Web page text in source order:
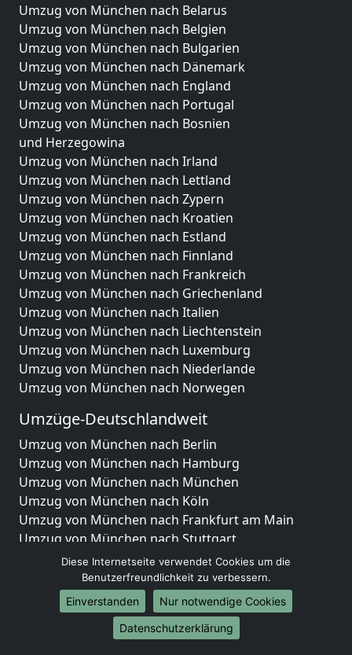
Umzug von München nach Belarus
Umzug von München nach Belgien
Umzug von München nach Bulgarien
Umzug von München nach Dänemark
Umzug von München nach England
Umzug von München nach Portugal
Umzug von München nach Bosnien
und Herzegowina
Umzug von München nach Irland
Umzug von München nach Lettland
Umzug von München nach Zypern
Umzug von München nach Kroatien
Umzug von München nach Estland
Umzug von München nach Finnland
Umzug von München nach Frankreich
Umzug von München nach Griechenland
Umzug von München nach Italien
Umzug von München nach Liechtenstein
Umzug von München nach Luxemburg
Umzug von München nach Niederlande
Umzug von München nach Norwegen
Umzüge-Deutschlandweit
Umzug von München nach Berlin
Umzug von München nach Hamburg
Umzug von München nach München
Umzug von München nach Köln
Umzug von München nach Frankfurt am Main
Umzug von München nach Stuttgart
Umzug von München nach Düsseldorf
Umzug von München nach Leipzig
Umzug von München nach Dortmund
Umzug von München nach Essen
Umzug von München nach Bremen
Diese Internetseite verwendet Cookies um die
Benutzerfreundlichkeit zu verbessern.
Einverstanden
Nur notwendige Cookies
Datenschutzerklärung